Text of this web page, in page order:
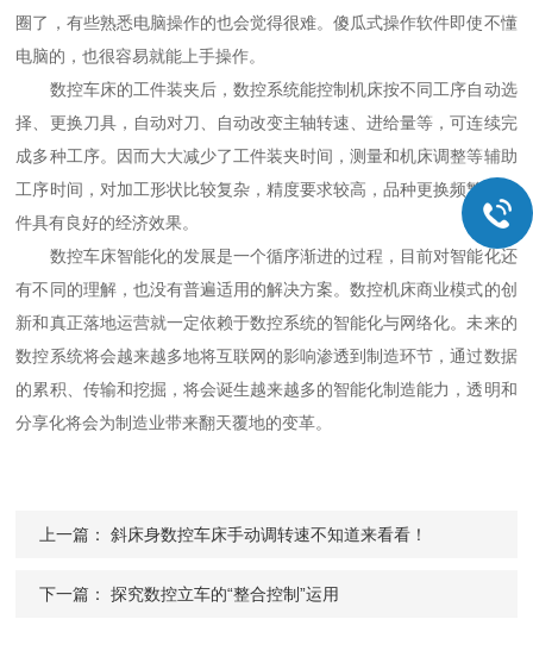
圈了，有些熟悉电脑操作的也会觉得很难。傻瓜式操作软件即使不懂
电脑的，也很容易就能上手操作。
数控车床的工件装夹后，数控系统能控制机床按不同工序自动选
择、更换刀具，自动对刀、自动改变主轴转速、进给量等，可连续完
成多种工序。因而大大减少了工件装夹时间，测量和机床调整等辅助
工序时间，对加工形状比较复杂，精度要求较高，品种更换频繁的零
件具有良好的经济效果。
数控车床智能化的发展是一个循序渐进的过程，目前对智能化还
有不同的理解，也没有普遍适用的解决方案。数控机床商业模式的创
新和真正落地运营就一定依赖于数控系统的智能化与网络化。未来的
数控系统将会越来越多地将互联网的影响渗透到制造环节，通过数据
的累积、传输和挖掘，将会诞生越来越多的智能化制造能力，透明和
分享化将会为制造业带来翻天覆地的变革。
上一篇：斜床身数控车床手动调转速不知道来看看！
下一篇：探究数控立车的“整合控制”运用